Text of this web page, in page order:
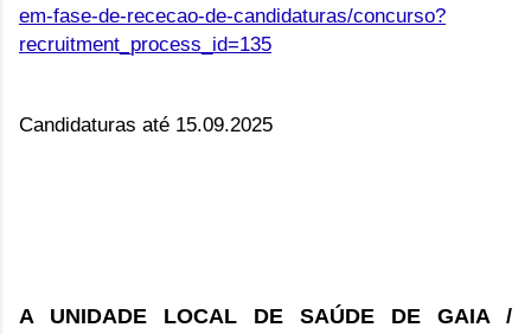
em-fase-de-rececao-de-candidaturas/concurso?
recruitment_process_id=135
Candidaturas até 15.09.2025
A UNIDADE LOCAL DE SAÚDE DE GAIA /